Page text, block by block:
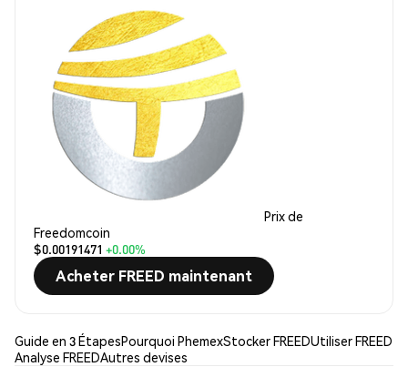
Prix de
Freedomcoin
$0.00191471 +0.00%
Acheter FREED maintenant
Guide en 3 ÉtapesPourquoi PhemexStocker FREEDUtiliser FREED
Analyse FREEDAutres devises